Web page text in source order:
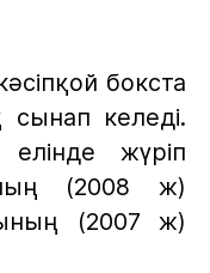
бокста
сынап келеді.
жүріп
(2008 ж)
(2007 ж)